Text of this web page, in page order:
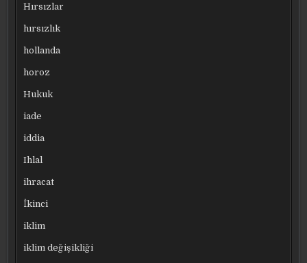
Hırsızlar
hırsızlık
hollanda
horoz
Hukuk
iade
iddia
Ihlal
ihracat
İkinci
iklim
iklim değişikliği